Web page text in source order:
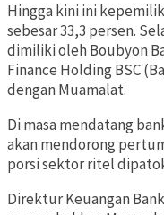
Hingga kini ini
sebesar 33,3 persen.
dimiliki oleh Boubyon
Finance Holding BSC
dengan Muamalat.
Di masa mendatang
akan mendorong
porsi sektor ritel
Direktur Keuangan